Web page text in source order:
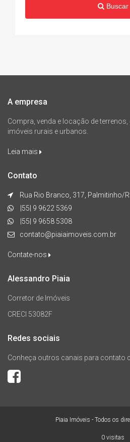
Buscar
A empresa
Compra, venda e locação de
imóveis rurais e urbanos.
Leia mais
Contato
Rua Rio Branco, 317, Palmitinho/
|55| 9 9622 5369
|55| 9 9658 5308
contato@piaiaimoveis.com.br
Contate-nos
Alessandro Piaia
Corretor de Imóveis
CRECI 53082F
Redes sociais
Conheça outros canais para contato
Piaia Imóveis - Todos os
0 visitas